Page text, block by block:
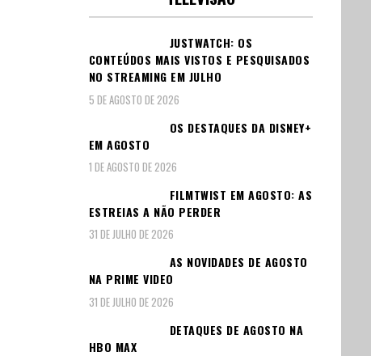
JUSTWATCH: OS
CONTEÚDOS MAIS VISTOS E PESQUISADOS
NO STREAMING EM JULHO
5 DE AGOSTO DE 2026
OS DESTAQUES DA DISNEY+
EM AGOSTO
1 DE AGOSTO DE 2026
FILMTWIST EM AGOSTO: AS
ESTREIAS A NÃO PERDER
31 DE JULHO DE 2026
AS NOVIDADES DE AGOSTO
NA PRIME VIDEO
31 DE JULHO DE 2026
DETAQUES DE AGOSTO NA
HBO MAX